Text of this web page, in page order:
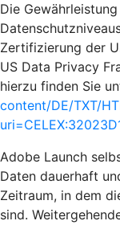
Die
Zertifizierung der
US Data Privacy
hierzu finden Sie
content/DE/TXT/
Adobe Launch
Daten dauerhaft
Zeitraum, in dem
sind.